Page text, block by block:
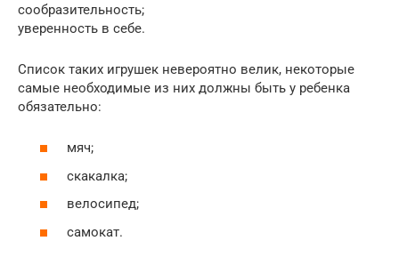
сообразительность;
уверенность в себе.
Список таких игрушек невероятно велик, некоторые
самые необходимые из них должны быть у ребенка
обязательно:
мяч;
скакалка;
велосипед;
самокат.